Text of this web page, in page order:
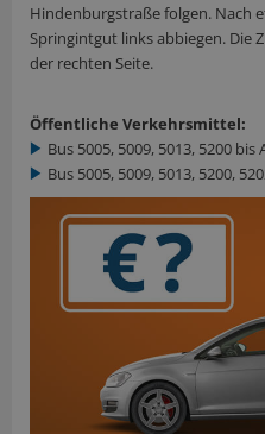
Hindenburgstraße folgen. Nach
Springintgut links abbiegen. Die
der rechten Seite.
Öffentliche Verkehrsmittel:
Bus 5005, 5009, 5013, 5200
Bus 5005, 5009, 5013, 5200,